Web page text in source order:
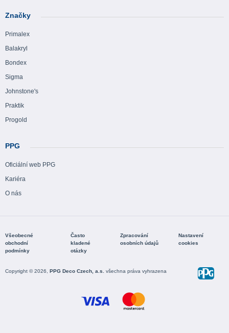
Značky
Primalex
Balakryl
Bondex
Sigma
Johnstone's
Praktik
Progold
PPG
Oficiální web PPG
Kariéra
O nás
Všeobecné
obchodní
podmínky
Často
kladené
otázky
Zpracování
osobních údajů
Nastavení
cookies
Copyright © 2026, PPG Deco Czech, a.s. všechna práva vyhrazena